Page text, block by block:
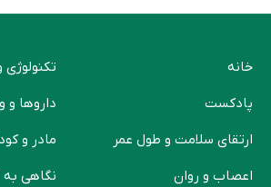
خانه
پادکست
ارتقای سلامت و طول عمر
اعصاب و روان
دارو‌ها و
مادر و
نگاهی به